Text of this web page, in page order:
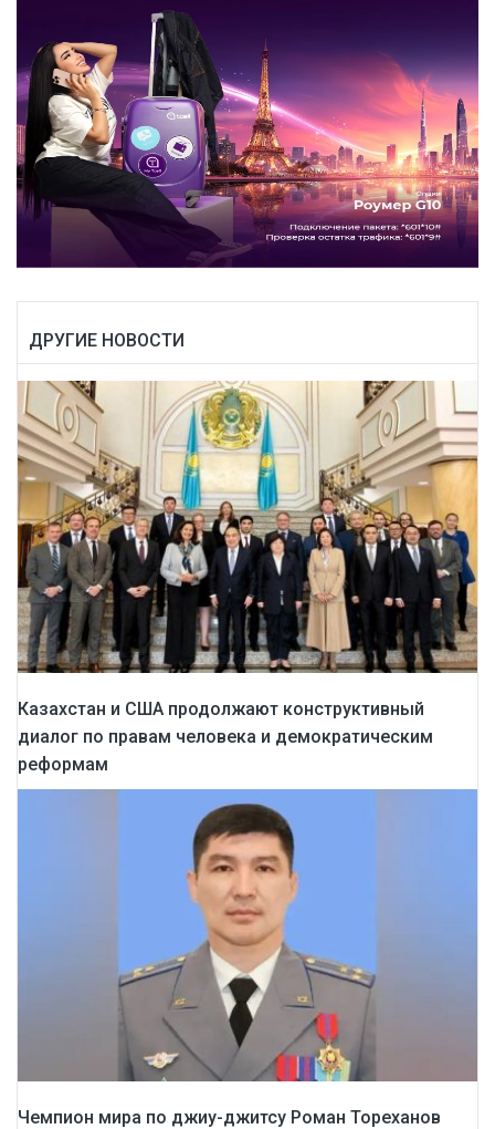
ДРУГИЕ НОВОСТИ
Казахстан и США продолжают конструктивный
диалог по правам человека и демократическим
реформам
Чемпион мира по джиу-джитсу Роман Тореханов